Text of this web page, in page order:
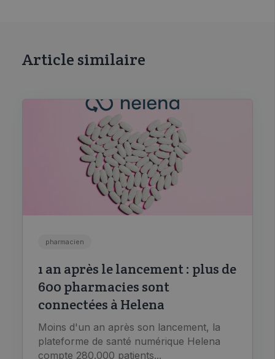
Article similaire
pharmacien
1 an après le lancement : plus de
600 pharmacies sont
connectées à Helena
Moins d'un an après son lancement, la
plateforme de santé numérique Helena
compte 280.000 patients...